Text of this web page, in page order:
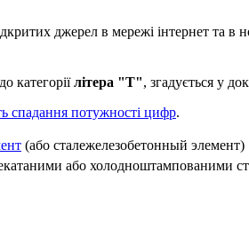
джерел в мережі інтернет та в
категоріїлітера "Т", згадується
спадання потужності цифр.
(або сталежелезобетонный элемент)
або холодноштампованими